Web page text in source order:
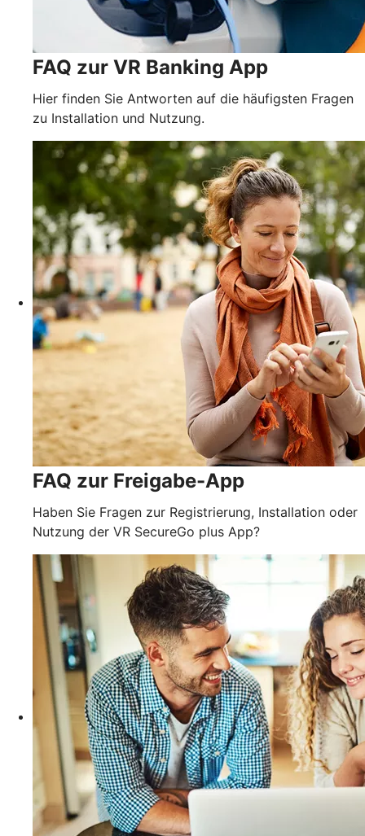
FAQ zur VR Banking App
Hier finden Sie Antworten auf die häufigsten Fragen
zu Installation und Nutzung.
FAQ zur Freigabe-App
Haben Sie Fragen zur Registrierung, Installation oder
Nutzung der VR SecureGo plus App?